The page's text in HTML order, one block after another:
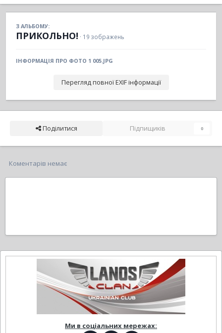
З АЛЬБОМУ:
ПРИКОЛЬНО! · 19 зображень
ІНФОРМАЦІЯ ПРО ФОТО 1 005.JPG
Перегляд повної EXIF інформації
Поділитися Підпищиків 0
Коментарів немає
Ми в соціальних мережах: